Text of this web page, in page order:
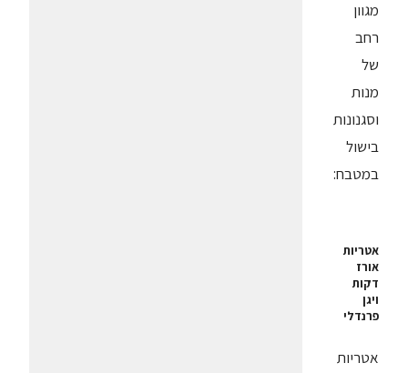
מגוון
רחב
של
מנות
וסגנונות
בישול
במטבח:
אטריות
אורז
דקות
ויגן
פרנדלי
אטריות